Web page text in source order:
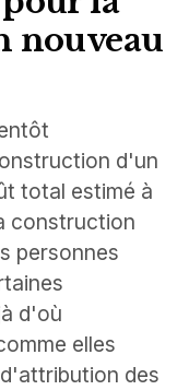
nouveau
d'un
total estimé à
construction
personnes
d'où
elles
des